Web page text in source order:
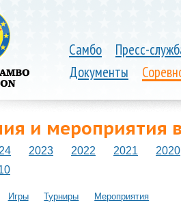
Самбо
Пресс-
Документы
и мероприятия
2023 2022 2021
2020
Игры Турниры Мероприятия